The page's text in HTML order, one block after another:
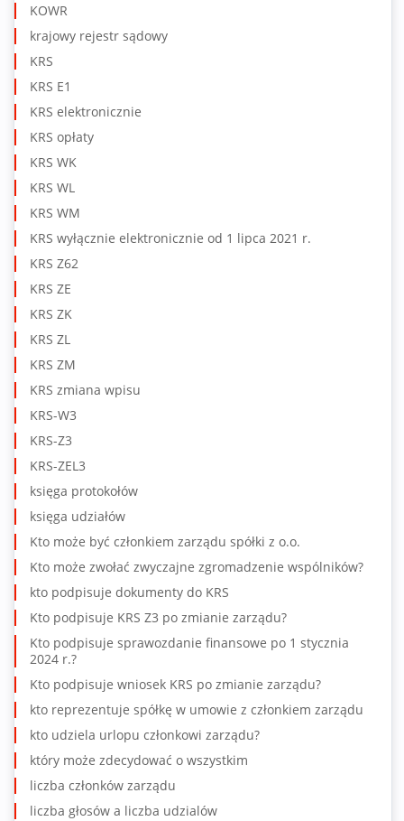
KOWR
krajowy rejestr sądowy
KRS
KRS E1
KRS elektronicznie
KRS opłaty
KRS WK
KRS WL
KRS WM
KRS wyłącznie elektronicznie od 1 lipca 2021 r.
KRS Z62
KRS ZE
KRS ZK
KRS ZL
KRS ZM
KRS zmiana wpisu
KRS-W3
KRS-Z3
KRS-ZEL3
księga protokołów
księga udziałów
Kto może być członkiem zarządu spółki z o.o.
Kto może zwołać zwyczajne zgromadzenie wspólników?
kto podpisuje dokumenty do KRS
Kto podpisuje KRS Z3 po zmianie zarządu?
Kto podpisuje sprawozdanie finansowe po 1 stycznia
2024 r.?
Kto podpisuje wniosek KRS po zmianie zarządu?
kto reprezentuje spółkę w umowie z członkiem zarządu
kto udziela urlopu członkowi zarządu?
który może zdecydować o wszystkim
liczba członków zarządu
liczba głosów a liczba udzialów